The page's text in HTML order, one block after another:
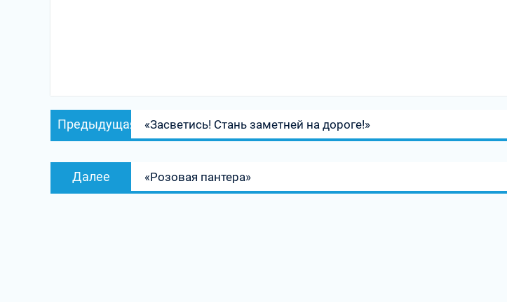
Навигация
по
Предыдущая
запись:
«Засветись! Стань заметней на дороге!»
Далее
запись:
«Розовая пантера»